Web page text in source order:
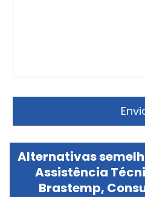
Alternativas
Assistência
Brastemp,